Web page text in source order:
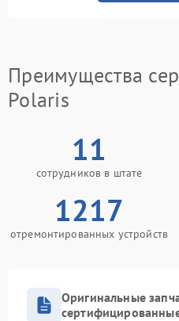
Преимущества
Polaris
11
сотрудников в штате
1217
отремонтированных устройств
Оригинальные